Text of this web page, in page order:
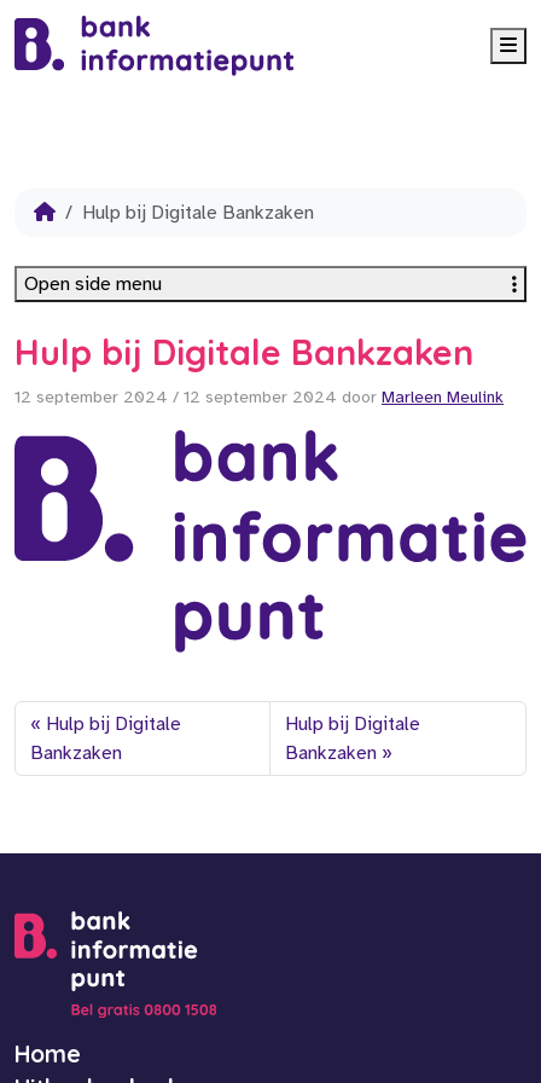
Hulp bij Digitale Bankzaken
Hulp bij Digitale Bankzaken
12 september 2024 / 12 september 2024 door Marleen Meulink
Hulp bij Digitale
Bankzaken
Hulp bij Digitale
Bankzaken
Open side menu
Home